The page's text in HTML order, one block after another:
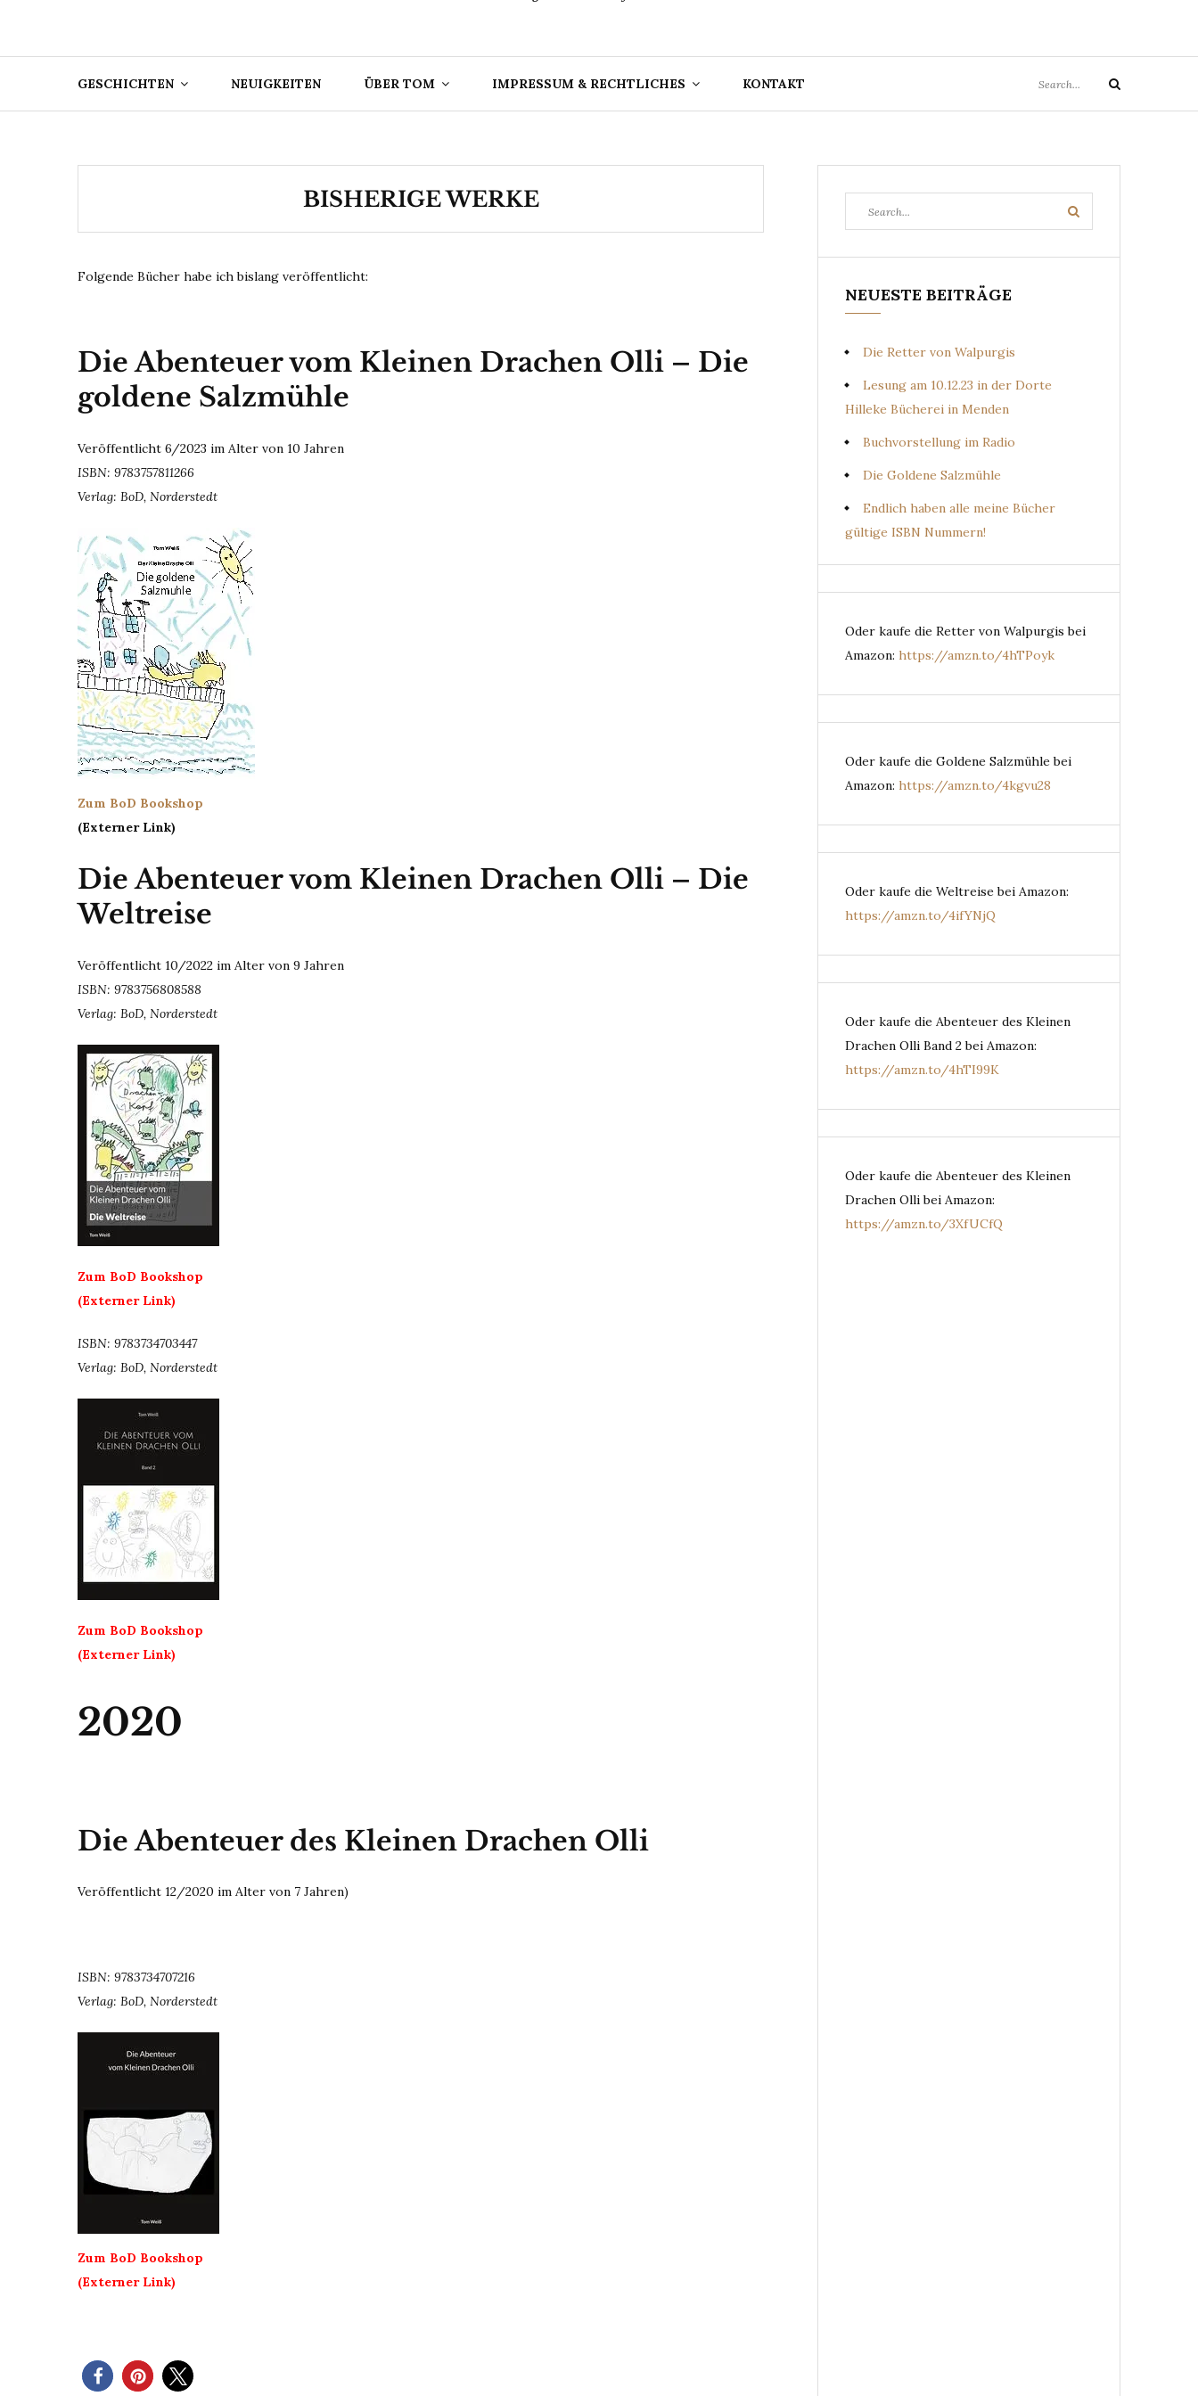
GESCHICHTEN NEUIGKEITEN ÜBER TOM IMPRESSUM & RECHTLICHES KONTAKT
for:
Search
BISHERIGE WERKE
Folgende Bücher habe ich bislang veröffentlicht:
Die Abenteuer vom Kleinen Drachen Olli – Die
goldene Salzmühle
Veröffentlicht 6/2023 im Alter von 10 Jahren
ISBN: 9783757811266
Verlag: BoD, Norderstedt
Zum BoD Bookshop
(Externer Link)
Die Abenteuer vom Kleinen Drachen Olli – Die
Weltreise
Veröffentlicht 10/2022 im Alter von 9 Jahren
ISBN: 9783756808588
Verlag: BoD, Norderstedt
Zum BoD Bookshop
(Externer Link)
ISBN: 9783734703447
Verlag: BoD, Norderstedt
Zum BoD Bookshop
(Externer Link)
2020
Die Abenteuer des Kleinen Drachen Olli
Veröffentlicht 12/2020 im Alter von 7 Jahren)
ISBN: 9783734707216
Verlag: BoD, Norderstedt
Zum BoD Bookshop
(Externer Link)
for:
Search
NEUESTE BEITRÄGE
Die Retter von Walpurgis
Lesung am 10.12.23 in der Dorte
Hilleke Bücherei in Menden
Buchvorstellung im Radio
Die Goldene Salzmühle
Endlich haben alle meine Bücher
gültige ISBN Nummern!
Oder kaufe die Retter von Walpurgis bei
Amazon: https://amzn.to/4hTPoyk
Oder kaufe die Goldene Salzmühle bei
Amazon: https://amzn.to/4kgvu28
Oder kaufe die Weltreise bei Amazon:
https://amzn.to/4ifYNjQ
Oder kaufe die Abenteuer des Kleinen
Drachen Olli Band 2 bei Amazon:
https://amzn.to/4hTI99K
Oder kaufe die Abenteuer des Kleinen
Drachen Olli bei Amazon:
https://amzn.to/3XfUCfQ